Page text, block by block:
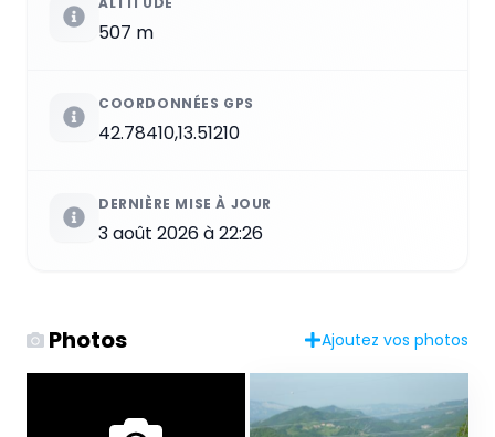
507 m
COORDONNÉES GPS
42.78410,13.51210
DERNIÈRE MISE À JOUR
3 août 2026 à 22:26
Photos Ajoutez vos photos